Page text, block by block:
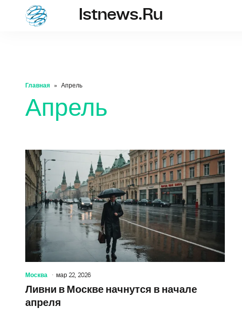
istnews.ru
Istnews.ru
Главная Апрель
Апрель
Москва мар 22, 2026
Ливни в Москве начнутся в начале
апреля